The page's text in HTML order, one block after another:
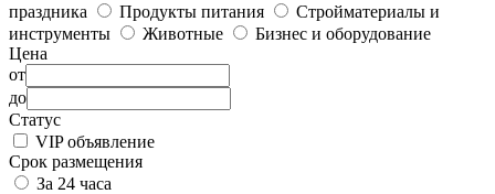
праздника
Продукты питания
Стройматериалы и
инструменты
Животные
Бизнес и оборудование
Цена
от
до
Статус
VIP объявление
Срок размещения
За 24 часа